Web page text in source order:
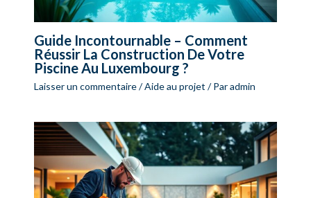
Guide Incontournable – Comment
Réussir La Construction De Votre
Piscine Au Luxembourg ?
Laisser un commentaire/Aide au projet / Paradmin